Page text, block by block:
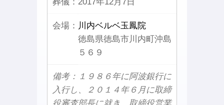
葬儀： 2017年12月7日
会場： 川内ベルベ玉鳳院
徳島県徳島市川内町沖島
５６９
備考：１９８６年に阿波銀行に
入行し、２０１４年６月に取締